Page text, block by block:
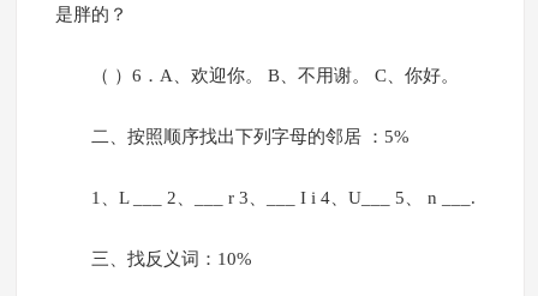
是胖的？
（ ）6．A、欢迎你。 B、不用谢。 C、你好。
二、按照顺序找出下列字母的邻居 ：5%
1、L ___ 2、___ r 3、___ I i 4、U___ 5、 n ___.
三、找反义词：10%